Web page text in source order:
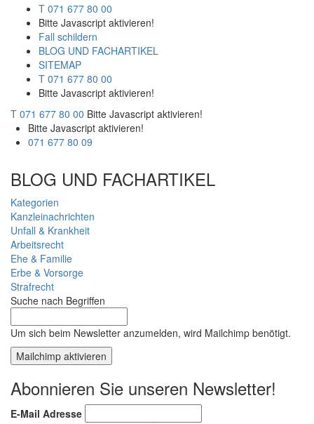
T 071 677 80 00
Bitte Javascript aktivieren!
Fall schildern
BLOG UND FACHARTIKEL
SITEMAP
T 071 677 80 00
Bitte Javascript aktivieren!
T 071 677 80 00 Bitte Javascript aktivieren!
Bitte Javascript aktivieren!
071 677 80 09
BLOG UND FACHARTIKEL
Kategorien
Kanzleinachrichten
Unfall & Krankheit
Arbeitsrecht
Ehe & Familie
Erbe & Vorsorge
Strafrecht
Suche nach Begriffen
Um sich beim Newsletter anzumelden, wird Mailchimp benötigt.
Mailchimp aktivieren
Abonnieren Sie unseren Newsletter!
E-Mail Adresse